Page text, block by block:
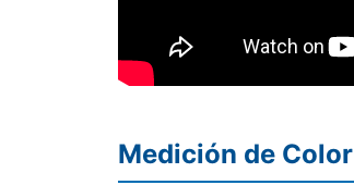
Medición de Color